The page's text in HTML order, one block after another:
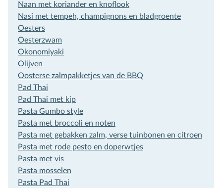
Naan met koriander en knoflook
Nasi met tempeh, champignons en bladgroente
Oesters
Oesterzwam
Okonomiyaki
Olijven
Oosterse zalmpakketjes van de BBQ
Pad Thai
Pad Thai met kip
Pasta Gumbo style
Pasta met broccoli en noten
Pasta met gebakken zalm, verse tuinbonen en citroen
Pasta met rode pesto en doperwtjes
Pasta met vis
Pasta mosselen
Pasta Pad Thai